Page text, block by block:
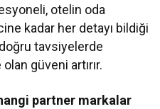
otelin oda
kadar her detayı bildiği
tavsiyelerde
güveni artırır.
partner markalar